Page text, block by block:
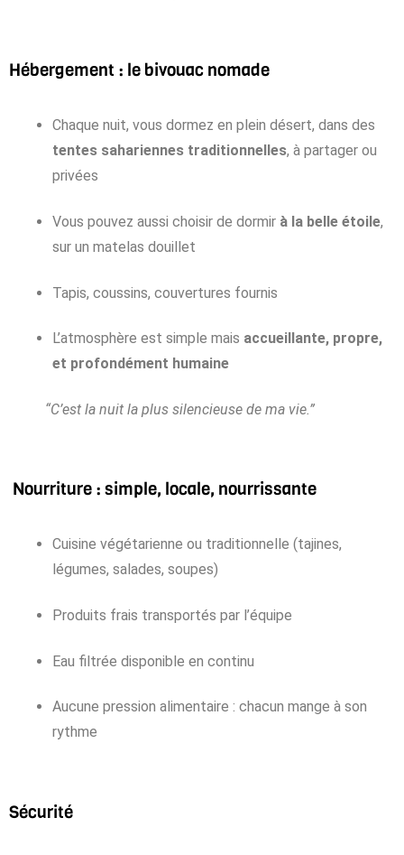
Hébergement : le bivouac nomade
Chaque nuit, vous dormez en plein désert, dans des
tentes sahariennes traditionnelles, à partager ou
privées
Vous pouvez aussi choisir de dormir à la belle étoile,
sur un matelas douillet
Tapis, coussins, couvertures fournis
L’atmosphère est simple mais accueillante, propre,
et profondément humaine
“C’est la nuit la plus silencieuse de ma vie.”
Nourriture : simple, locale, nourrissante
Cuisine végétarienne ou traditionnelle (tajines,
légumes, salades, soupes)
Produits frais transportés par l’équipe
Eau filtrée disponible en continu
Aucune pression alimentaire : chacun mange à son
rythme
Sécurité